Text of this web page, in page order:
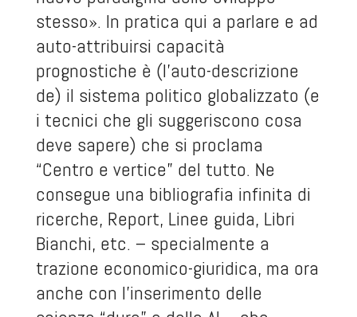
stesso». In pratica qui a parlare e ad
auto-attribuirsi capacità
prognostiche è (l’auto-descrizione
de) il sistema politico globalizzato (e
i tecnici che gli suggeriscono cosa
deve sapere) che si proclama
“Centro e vertice” del tutto. Ne
consegue una bibliografia infinita di
ricerche, Report, Linee guida, Libri
Bianchi, etc. – specialmente a
trazione economico-giuridica, ma ora
anche con l’inserimento delle